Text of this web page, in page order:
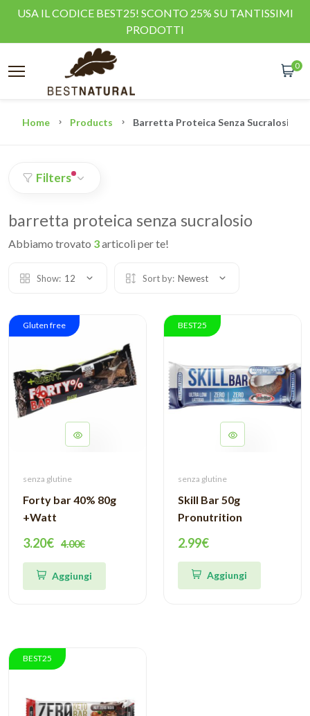
USA IL CODICE BEST25! SCONTO 25% SU TANTISSIMI
PRODOTTI
0
Home Products Barretta Proteica Senza Sucralosio
Filters
barretta proteica senza sucralosio
Abbiamo trovato 3articoli per te!
Show: 12 Sort by: Newest
Gluten free
senza glutine
Forty bar 40% 80g
+Watt
3.20€ 4.00€
Aggiungi
BEST25
senza glutine
Skill Bar 50g
Pronutrition
2.99€
Aggiungi
BEST25